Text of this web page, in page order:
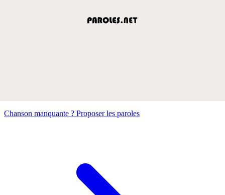
Chanson manquante ? Proposer les paroles